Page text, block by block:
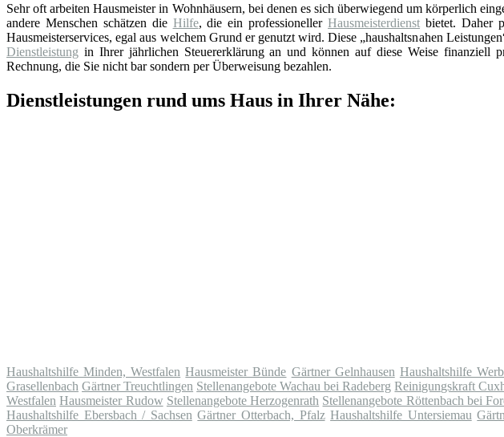
Sehr oft arbeiten Hausmeister in Wohnhäusern, bei denen es sich überwiegend um körperlich
andere Menschen schätzen die Hilfe, die ein professionellerHausmeisterdienst bietet. Daher
Hausmeisterservices, egal aus welchem Grund er genutzt wird. Diese „haushaltsnahen
Dienstleistung in Ihrer jährlichen Steuererklärung an und können auf diese Weise finanziell
Rechnung, die Sie nicht bar sondern per Überweisung bezahlen.
Dienstleistungen rund ums Haus in Ihrer Nähe:
Haushaltshilfe Minden, Westfalen Hausmeister Bünde Gärtner Gelnhausen Haushaltshilfe
Grasellenbach Gärtner Treuchtlingen Stellenangebote Wachau bei Radeberg Reinigungskraft
Westfalen Hausmeister Rudow Stellenangebote Herzogenrath Stellenangebote Röttenbach bei
Haushaltshilfe Ebersbach / Sachsen Gärtner Otterbach, Pfalz Haushaltshilfe Untersiemau
Oberkrämer